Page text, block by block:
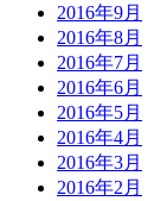
2016年9月
2016年8月
2016年7月
2016年6月
2016年5月
2016年4月
2016年3月
2016年2月